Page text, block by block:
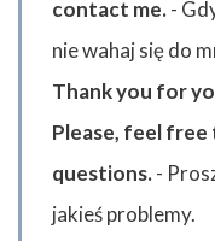
contact me.-
nie wahaj się do
Thank you for
Please, feel
questions.-
jakieś problemy.